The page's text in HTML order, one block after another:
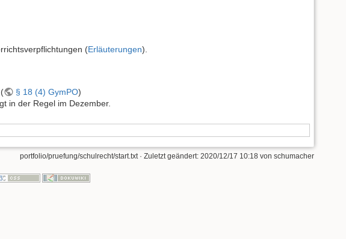
(Erläuterungen).
§ 18 (4) GymPO)
in der Regel im Dezember.
portfolio/pruefung/schulrecht/start.txt· Zuletzt geändert: 2020/12/17 10:18 von schumacher